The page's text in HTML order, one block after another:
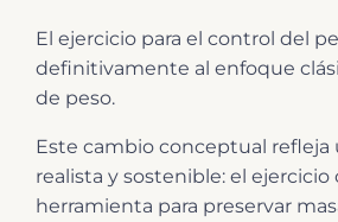
El ejercicio para el control del
definitivamente al enfoque
de peso.
Este cambio conceptual refleja
realista y sostenible: el ejercicio
herramienta para preservar